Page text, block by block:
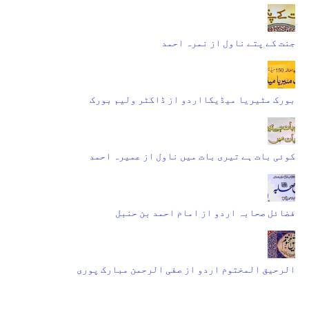
جنت کے پتے ناول از نمرہ احمد
بورک مٹیریا میڈیکااردو از ڈاکٹر ولیم بورک
کوئی بات ہے تیری بات میں ناول از عمیرہ احمد
فضائل صحابہ اردو از امام احمد بن حنبل
الرحیق المختوم اردو از صفی الرحمن مبارک پوری